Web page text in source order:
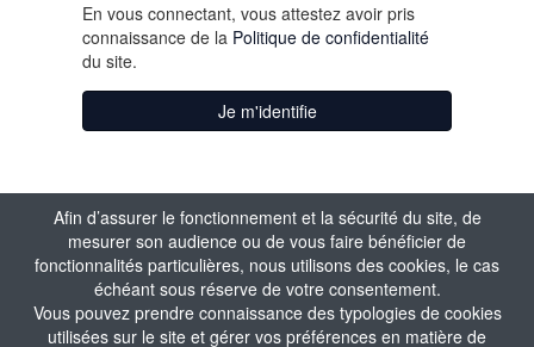
Afin d’assurer le fonctionnement et la sécurité du site, de
mesurer son audience ou de vous faire bénéficier de
fonctionnalités particulières, nous utilisons des cookies, le cas
échéant sous réserve de votre consentement.
Vous pouvez prendre connaissance des typologies de cookies
utilisées sur le site et gérer vos préférences en matière de
En vous connectant, vous attestez avoir pris
connaissance de la Politique de confidentialité
du site.
Je m'identifie